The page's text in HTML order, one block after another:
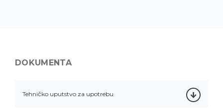
DOKUMENTA
Tehničko uputstvo za upotrebu